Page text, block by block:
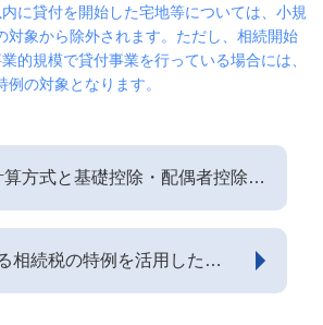
に貸付を開始した宅地等については、小規
対象から除外されます。ただし、相続開始
的規模で貸付事業を行っている場合には、
例の対象となります。
方式と基礎控除・配偶者控除・
相続税の特例を活用した圧